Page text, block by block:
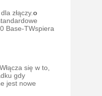
złączy.o
Base-TWspiera
się w to,
gdy
jest nowe